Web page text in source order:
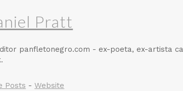
Pratt
panfletonegro.com - ex-poeta, ex-artista
Posts -Website